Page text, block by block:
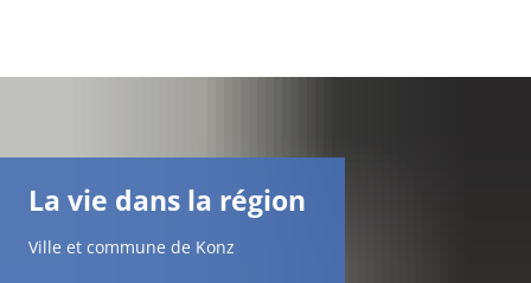
La vie dans la région
Ville et commune de Konz